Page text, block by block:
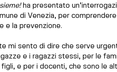
ha presentato
di Venezia, per
e la prevenzione.
mi sento di dire che serve
e i ragazzi stessi, per le
e per i docenti, che sono le